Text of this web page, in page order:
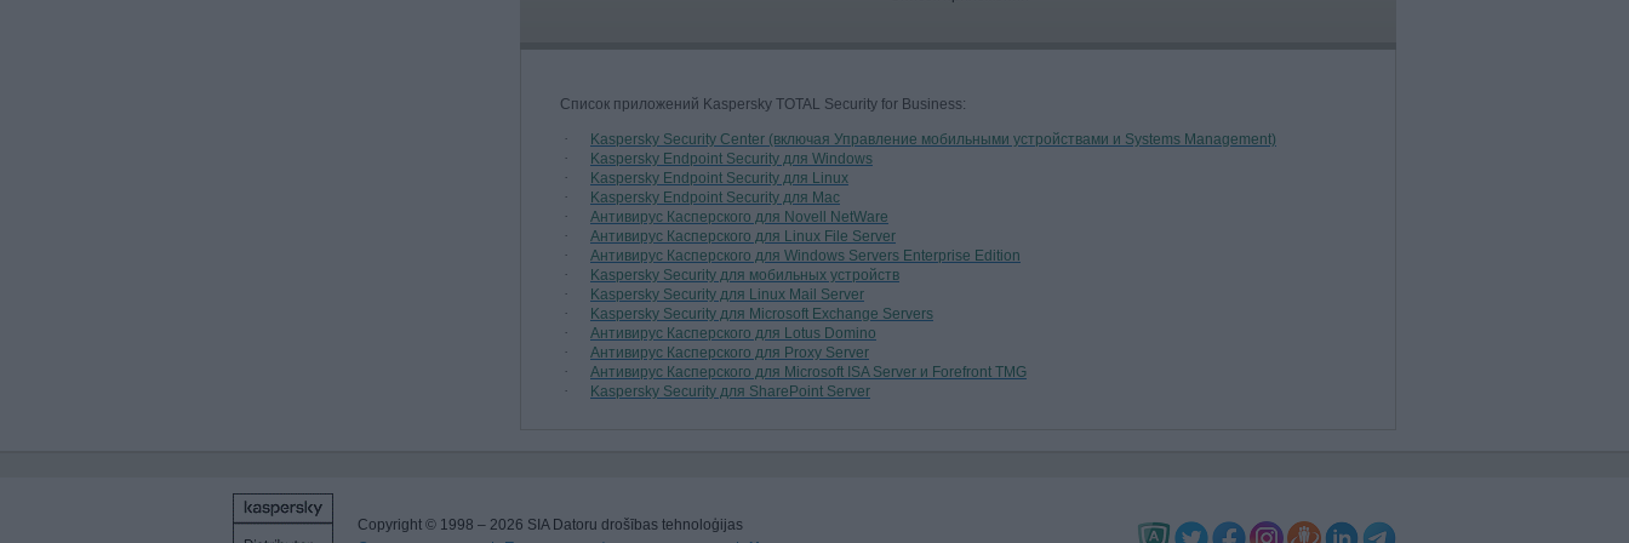
Список приложений Kaspersky TOTAL Security for Business:
· Kaspersky Security Center (включая Управление мобильными устройствами и Systems Management)
· Kaspersky Endpoint Security для Windows
· Kaspersky Endpoint Security для Linux
· Kaspersky Endpoint Security для Mac
· Антивирус Касперского для Novell NetWare
· Антивирус Касперского для Linux File Server
· Антивирус Касперского для Windows Servers Enterprise Edition
· Kaspersky Security для мобильных устройств
· Kaspersky Security для Linux Mail Server
· Kaspersky Security для Microsoft Exchange Servers
· Антивирус Касперского для Lotus Domino
· Антивирус Касперского для Proxy Server
· Антивирус Касперского для Microsoft ISA Server и Forefront TMG
· Kaspersky Security для SharePoint Server
Copyright © 1998 – 2026 SIA Datoru drošības tehnoloģijas